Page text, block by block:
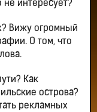
интересует?
Вижу огромный
О том, что
Как
острова?
рекламных